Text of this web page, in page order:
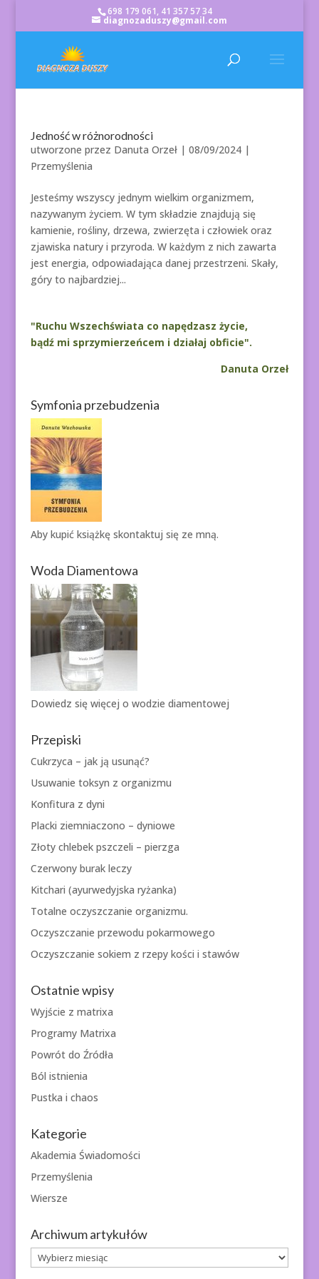
698 179 061, 41 357 57 34
diagnozaduszy@gmail.com
Jedność w różnorodności
utworzone przez Danuta Orzeł| 08/09/2024|
Przemyślenia
Jesteśmy wszyscy jednym wielkim organizmem,
nazywanym życiem. W tym składzie znajdują się
kamienie, rośliny, drzewa, zwierzęta i człowiek oraz
zjawiska natury i przyroda. W każdym z nich zawarta
jest energia, odpowiadająca danej przestrzeni. Skały,
góry to najbardziej...
"Ruchu Wszechświata co napędzasz życie,
bądź mi sprzymierzeńcem i działaj obficie".
Danuta Orzeł
Symfonia przebudzenia
Aby kupić książkę skontaktuj się ze mną.
Woda Diamentowa
Dowiedz się więcej o wodzie diamentowej
Przepiski
Cukrzyca – jak ją usunąć?
Usuwanie toksyn z organizmu
Konfitura z dyni
Placki ziemniaczono – dyniowe
Złoty chlebek pszczeli – pierzga
Czerwony burak leczy
Kitchari (ayurwedyjska ryżanka)
Totalne oczyszczanie organizmu.
Oczyszczanie przewodu pokarmowego
Oczyszczanie sokiem z rzepy kości i stawów
Ostatnie wpisy
Wyjście z matrixa
Programy Matrixa
Powrót do Źródła
Ból istnienia
Pustka i chaos
Kategorie
Akademia Świadomości
Przemyślenia
Wiersze
Archiwum artykułów
Archiwum
artykułów